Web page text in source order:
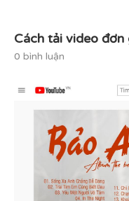
Cách tải video đơn
0 bình luận